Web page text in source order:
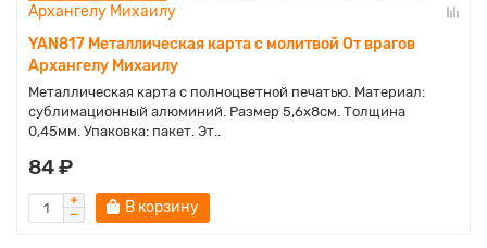
YAN817 Металлическая карта с молитвой От врагов
Архангелу Михаилу
Металлическая карта с полноцветной печатью. Материал:
сублимационный алюминий. Размер 5,6х8см. Толщина
0,45мм. Упаковка: пакет. Эт..
84 ₽
В корзину